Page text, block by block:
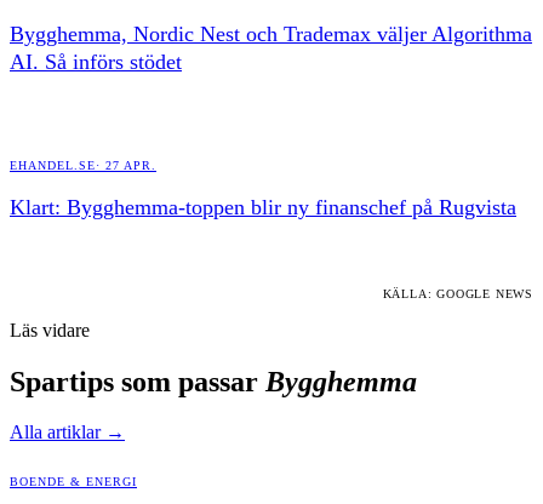
Bygghemma, Nordic Nest och Trademax väljer Algorithma
AI. Så införs stödet
EHANDEL.SE· 27 APR.
Klart: Bygghemma-toppen blir ny finanschef på Rugvista
KÄLLA: GOOGLE NEWS
Läs vidare
Spartips som passar Bygghemma
Alla artiklar →
BOENDE & ENERGI